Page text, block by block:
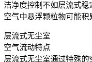
洁净度控制不如层流式稳
空气中悬浮颗粒物可能积
层流式无尘室
空气流动特点
层流式无尘室通过特殊